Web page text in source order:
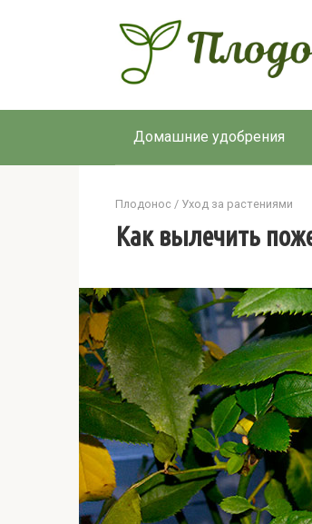
Домашние удобрения
Плодонос / Уход за растениями
Как вылечить